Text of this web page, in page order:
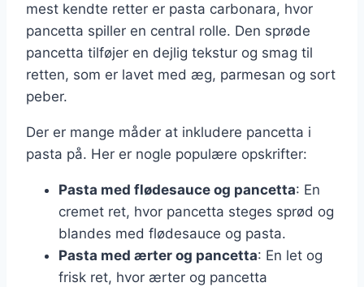
mest kendte retter er pasta carbonara, hvor
pancetta spiller en central rolle. Den sprøde
pancetta tilføjer en dejlig tekstur og smag til
retten, som er lavet med æg, parmesan og sort
peber.
Der er mange måder at inkludere pancetta i
pasta på. Her er nogle populære opskrifter:
Pasta med flødesauce og pancetta: En
cremet ret, hvor pancetta steges sprød og
blandes med flødesauce og pasta.
Pasta med ærter og pancetta: En let og
frisk ret, hvor ærter og pancetta